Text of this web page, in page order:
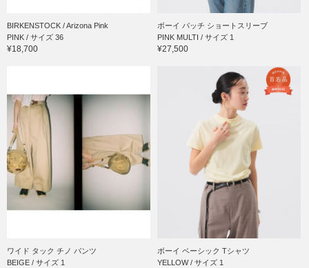
BIRKENSTOCK / Arizona Pink
PINK / サイズ 36
¥18,700
ボーイ パッチ ショートスリーブ
PINK MULTI / サイズ 1
¥27,500
ワイド タック チノ パンツ
BEIGE / サイズ 1
ボーイ ベーシック Tシャツ
YELLOW / サイズ 1